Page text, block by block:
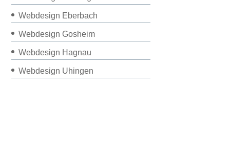
Webdesign Eberbach
Webdesign Gosheim
Webdesign Hagnau
Webdesign Uhingen